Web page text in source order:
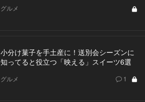
グルメ
小分け菓子を手土産に！送別会シーズンに
知ってると役立つ「映える」スイーツ6選
グルメ 1